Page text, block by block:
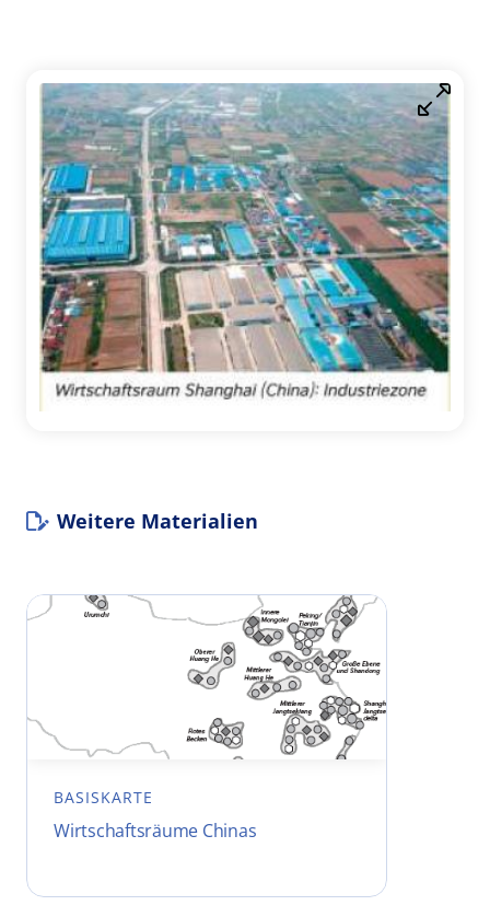
Weitere Materialien
BASISKARTE
Wirtschaftsräume Chinas